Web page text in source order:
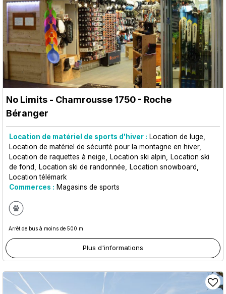
No Limits - Chamrousse 1750 - Roche
Béranger
Location de matériel de sports d'hiver : Location de luge
Location de matériel de sécurité pour la montagne en hiver
Location de raquettes à neige
Location ski alpin
Location ski
de fond
Location ski de randonnée
Location snowboard
Location télémark
Commerces : Magasins de sports
Arrêt de bus à moins de 500 m
Plus d'informations